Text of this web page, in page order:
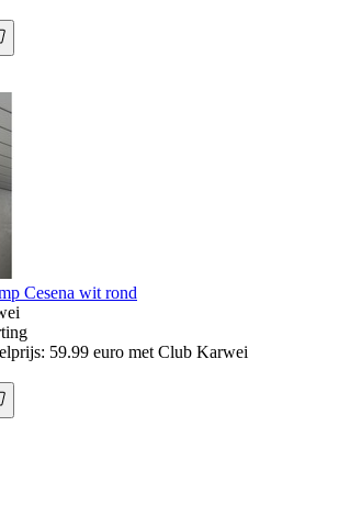
Cesena wit rond
59.99 euro met Club Karwei